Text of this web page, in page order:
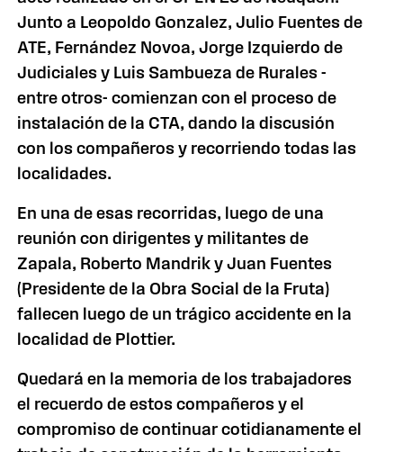
Junto a Leopoldo Gonzalez, Julio Fuentes de
ATE, Fernández Novoa, Jorge Izquierdo de
Judiciales y Luis Sambueza de Rurales -
entre otros- comienzan con el proceso de
instalación de la CTA, dando la discusión
con los compañeros y recorriendo todas las
localidades.
En una de esas recorridas, luego de una
reunión con dirigentes y militantes de
Zapala, Roberto Mandrik y Juan Fuentes
(Presidente de la Obra Social de la Fruta)
fallecen luego de un trágico accidente en la
localidad de Plottier.
Quedará en la memoria de los trabajadores
el recuerdo de estos compañeros y el
compromiso de continuar cotidianamente el